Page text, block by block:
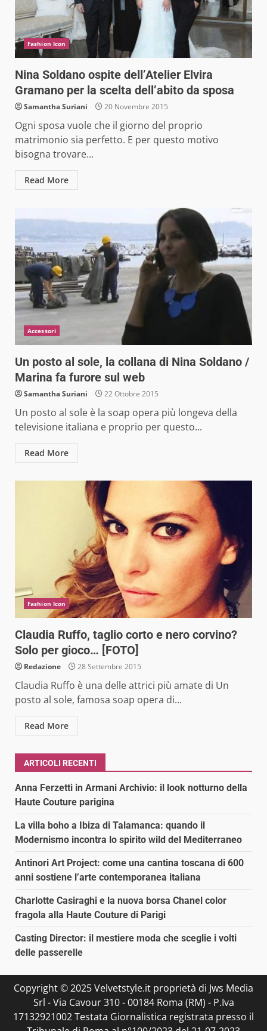
Fashion Icon
Nina Soldano ospite dell’Atelier Elvira
Gramano per la scelta dell’abito da sposa
Samantha Suriani 20 Novembre 2015
Ogni sposa vuole che il giorno del proprio
matrimonio sia perfetto. E per questo motivo
bisogna trovare...
Read More
Accessori
Un posto al sole, la collana di Nina Soldano /
Marina fa furore sul web
Samantha Suriani 22 Ottobre 2015
Un posto al sole è la soap opera più longeva della
televisione italiana e proprio per questo...
Read More
Fashion Icon
Claudia Ruffo, taglio corto e nero corvino?
Solo per gioco… [FOTO]
Redazione 28 Settembre 2015
Claudia Ruffo è una delle attrici più amate di Un
posto al sole, famosa soap opera di...
Read More
ARTICOLI RECENTI
Anna Ferzetti in Armani Archivio: il look notturno della
Haute Couture parigina
La villa boho a Ibiza di Talamanca: quando il
Modernismo incontra lo spirito wild del Mediterraneo
Antinori Art Project: come una cantina toscana di 600
anni sostiene l’arte contemporanea italiana
Charlotte Casiraghi e la nuova borsa Chanel color
fragola alla Haute Couture di Parigi
Casting Director: il mestiere moda che sceglie i volti
delle passerelle
Copyright © 2025 Velvetstyle.it proprietà di Jws Media
Srl - Via Cavour 310 - 00184 Roma (RM) - P.Iva
17132921002 Testata Giornalistica registrata presso il